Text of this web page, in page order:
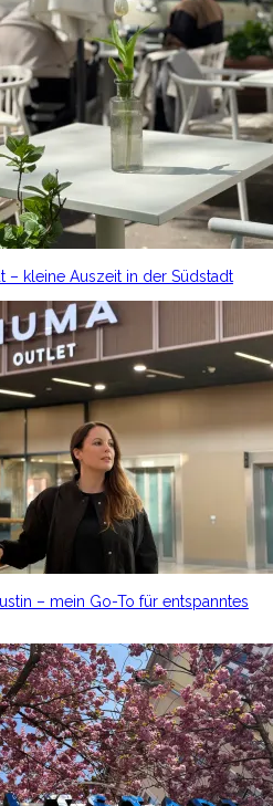
– kleine Auszeit in der Südstadt
– mein Go-To für entspanntes